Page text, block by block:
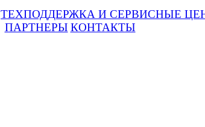
ТЕХПОДДЕРЖКА И СЕРВИСНЫЕ
ПАРТНЕРЫ КОНТАКТЫ